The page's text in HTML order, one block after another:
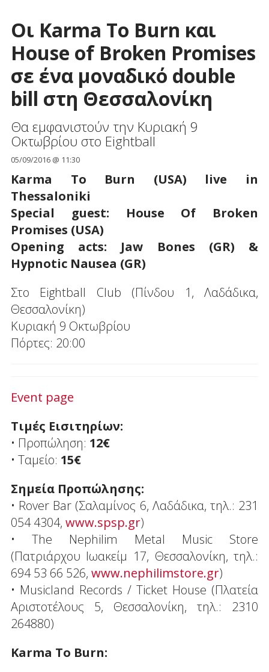
Οι Karma To Burn και
House of Broken Promises
σε ένα μοναδικό double
bill στη Θεσσαλονίκη
Θα εμφανιστούν την Κυριακή 9
Οκτωβρίου στο Eightball
05/09/2016 @ 11:30
Karma To Burn (USA) live in
Thessaloniki
Special guest: House Of Broken
Promises (USA)
Opening acts: Jaw Bones (GR) &
Hypnotic Nausea (GR)
Στο Eightball Club (Πίνδου 1, Λαδάδικα,
Θεσσαλονίκη)
Κυριακή 9 Οκτωβρίου
Πόρτες: 20:00
Event page
Τιμές Εισιτηρίων:
• Προπώληση: 12€
• Ταμείο: 15€
Σημεία Προπώλησης:
• Rover Bar (Σαλαμίνος 6, Λαδάδικα, τηλ.: 231
054 4304, www.spsp.gr)
• The Nephilim Metal Music Store
(Πατριάρχου Ιωακείμ 17, Θεσσαλονίκη, τηλ.:
694 53 66 526, www.nephilimstore.gr)
• Musicland Records / Ticket House (Πλατεία
Αριστοτέλους 5, Θεσσαλονίκη, τηλ.: 2310
264880)
Karma To Burn: